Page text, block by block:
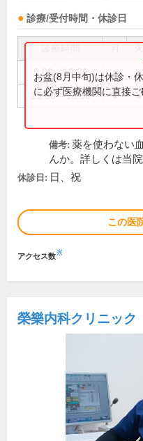
診療/受付時間・休診日
9:00～12:30 ● ●
15:30～18:00 ● ●
お盆(8月中旬)は休診・
に必ず医療機関に直接ご
備考: 薬を使わない
んか。詳しくは当
休診日: 日、祝
この医
アクセス数※
榮樂内科クリニック